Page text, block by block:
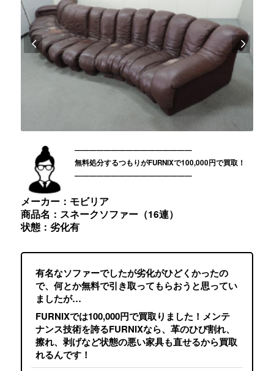
後
————————————————
無料処分するつもりがFURNIXで100,000円で買取！
————————————————
メーカー：モビリア
商品名：スネークソファー（16連）
状態：劣化有
有名なソファーでしたが劣化がひどくかったの
で、何とか無料で引き取ってもらおうと思ってい
ましたが…
FURNIXでは100,000円で買取りました！メンテ
ナンス技術を誇るFURNIXなら、革のひび割れ、
擦れ、剥げなど状態の悪い家具も直せるから買取
れるんです！